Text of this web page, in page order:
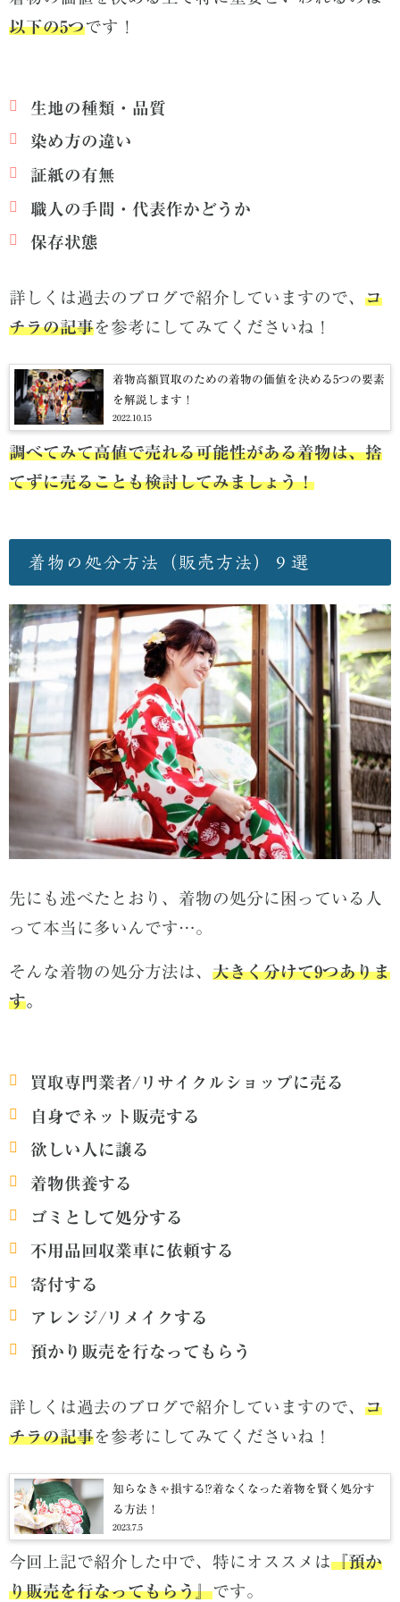
以下の5つです！
生地の種類・品質
染め方の違い
証紙の有無
職人の手間・代表作かどうか
保存状態
詳しくは過去のブログで紹介していますので、 コ
チラの記事を参考にしてみてくださいね！
着物高額買取のための着物の価値を決める5つの要素
を解説します！
2022.10.15
調べてみて高値で売れる可能性がある着物は、捨
てずに売ることも検討してみましょう！
着物の処分方法（販売方法）９選
先にも述べたとおり、着物の処分に困っている人
って本当に多いんです …。
そんな着物の処分方法は、 大きく分けて9つありま
す。
買取専門業者/リサイクルショップに売る
自身でネット販売する
欲しい人に譲る
着物供養する
ゴミとして処分する
不用品回収業車に依頼する
寄付する
アレンジ/リメイクする
預かり販売を行なってもらう
詳しくは過去のブログで紹介していますので、 コ
チラの記事を参考にしてみてくださいね！
知らなきゃ損する!?着なくなった着物を賢く処分す
る方法！
2023.7.5
今回上記で紹介した中で、特にオススメは『預か
り販売を行なってもらう』です。